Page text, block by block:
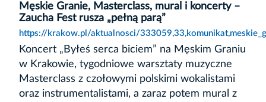
Męskie Granie, Masterclass, mural i koncerty –
Zaucha Fest rusza „pełną parą”
https://krakow.pl/aktualnosci/
Koncert „Byłeś serca biciem” na Męskim Graniu
w Krakowie, tygodniowe warsztaty muzyczne
Masterclass z czołowymi polskimi wokalistami
oraz instrumentalistami, a zaraz potem mural z